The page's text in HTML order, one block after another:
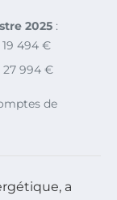
2025 :
494 €
27 994 €
de
a